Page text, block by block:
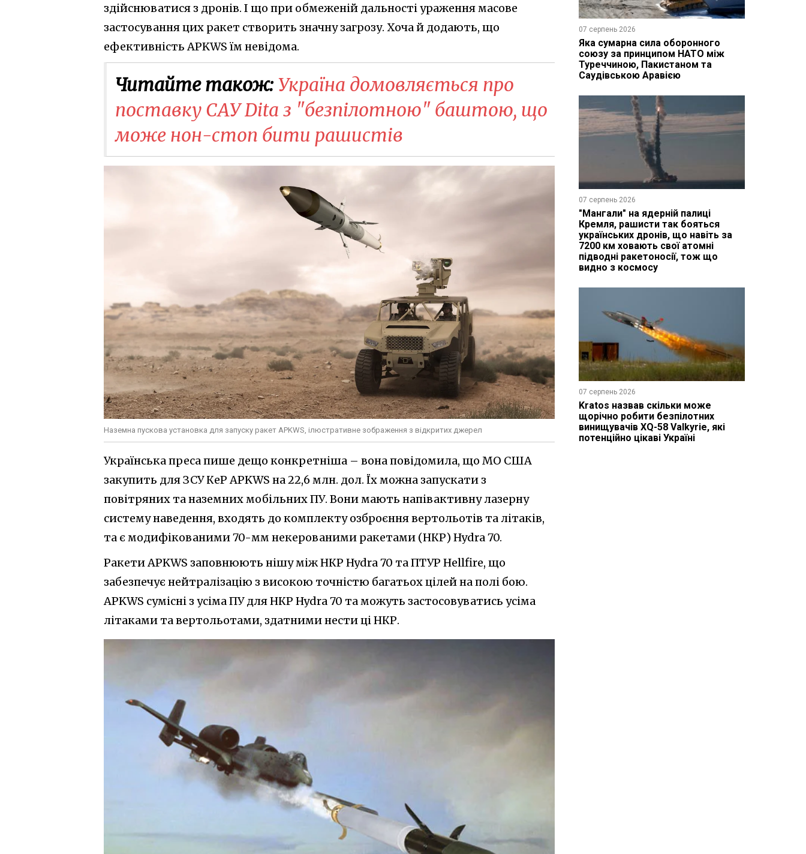
здійснюватися з дронів. І що при обмеженій дальності ураження масове
застосування цих ракет створить значну загрозу. Хоча й додають, що
ефективність APKWS їм невідома.
Читайте також: Україна домовляється про
поставку САУ Dita з "безпілотною" баштою, що
може нон-стоп бити рашистів
Наземна пускова установка для запуску ракет APKWS, ілюстративне зображення з відкритих джерел
Українська преса пише дещо конкретніша – вона повідомила, що МО США
закупить для ЗСУ КеР APKWS на 22,6 млн. дол. Їх можна запускати з
повітряних та наземних мобільних ПУ. Вони мають напівактивну лазерну
систему наведення, входять до комплекту озброєння вертольотів та літаків,
та є модифікованими 70-мм некерованими ракетами (НКР) Hydra 70.
Ракети APKWS заповнюють нішу між НКР Hydra 70 та ПТУР Hellfire, що
забезпечує нейтралізацію з високою точністю багатьох цілей на полі бою.
APKWS сумісні з усіма ПУ для НКР Hydra 70 та можуть застосовуватись усіма
літаками та вертольотами, здатними нести ці НКР.
07 серпень 2026
Яка сумарна сила оборонного
союзу за принципом НАТО між
Туреччиною, Пакистаном та
Саудівською Аравією
07 серпень 2026
"Мангали" на ядерній палиці
Кремля, рашисти так бояться
українських дронів, що навіть за
7200 км ховають свої атомні
підводні ракетоносії, тож що
видно з космосу
07 серпень 2026
Kratos назвав скільки може
щорічно робити безпілотних
винищувачів XQ-58 Valkyrie, які
потенційно цікаві Україні